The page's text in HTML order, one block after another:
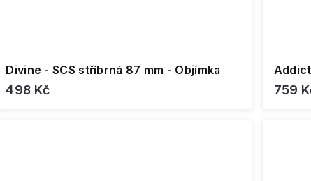
Divine - SCS stříbrná 87 mm - Objímka
498 Kč 759